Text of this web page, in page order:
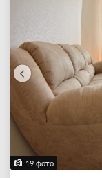
19 фото